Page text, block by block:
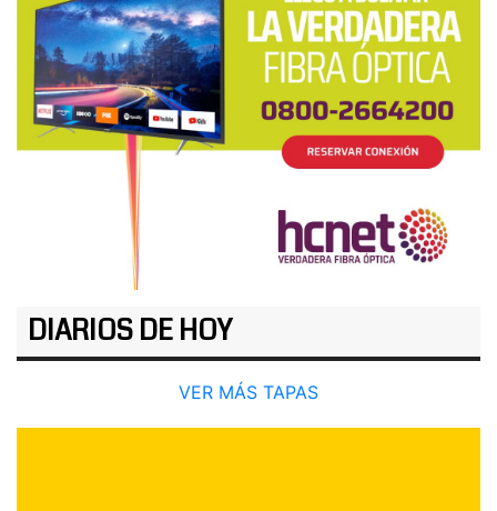
DIARIOS DE HOY
VER MÁS TAPAS